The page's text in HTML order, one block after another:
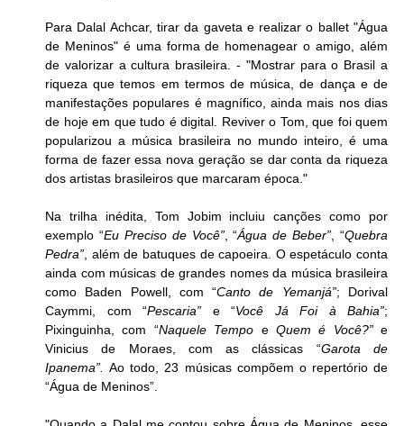
Para Dalal Achcar, tirar da gaveta e realizar o ballet "Água
de Meninos" é uma forma de homenagear o amigo, além
de valorizar a cultura brasileira. - "Mostrar para o Brasil a
riqueza que temos em termos de música, de dança e de
manifestações populares é magnífico, ainda mais nos dias
de hoje em que tudo é digital. Reviver o Tom, que foi quem
popularizou a música brasileira no mundo inteiro, é uma
forma de fazer essa nova geração se dar conta da riqueza
dos artistas brasileiros que marcaram época."
Na trilha inédita, Tom Jobim incluiu canções como por
exemplo “Eu Preciso de Você”, “Água de Beber” , “Quebra
Pedra” , além de batuques de capoeira. O espetáculo conta
ainda com músicas de grandes nomes da música brasileira
como Baden Powell, com “Canto de Yemanjá”; Dorival
Caymmi, com “Pescaria” e “Você Já Foi à Bahia”;
Pixinguinha, com “Naquele Tempo e Quem é Você?” e
Vinicius de Moraes, com as clássicas “Garota de
Ipanema”. Ao todo, 23 músicas compõem o repertório de
“Água de Meninos”.